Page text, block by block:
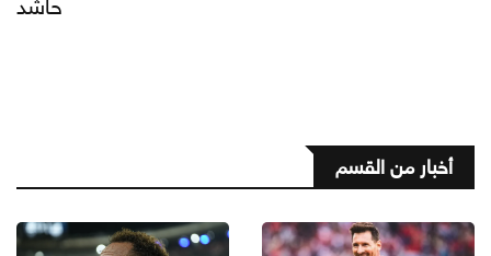
حاشد
أخبار من القسم